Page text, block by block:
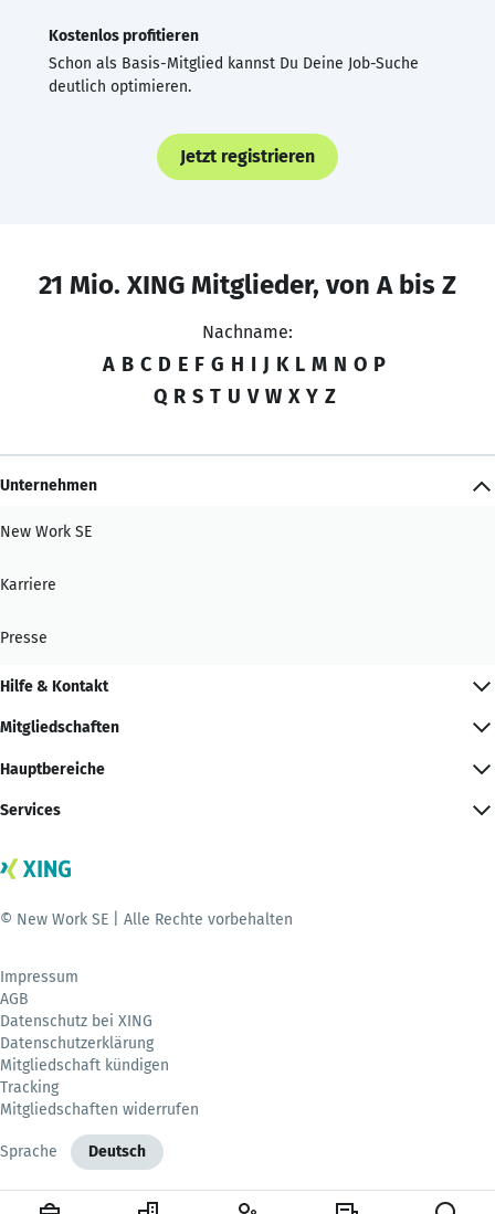
Kostenlos profitieren
Schon als Basis-Mitglied kannst Du Deine Job-Suche
deutlich optimieren.
Jetzt registrieren
21 Mio. XING Mitglieder, von A bis Z
Nachname:
A B C D E F G H I J K L M N O P
Q R S T U V W X Y Z
Unternehmen
New Work SE
Karriere
Presse
Hilfe & Kontakt
Mitgliedschaften
Hauptbereiche
Services
© New Work SE | Alle Rechte vorbehalten
Impressum
AGB
Datenschutz bei XING
Datenschutzerklärung
Mitgliedschaft kündigen
Tracking
Mitgliedschaften widerrufen
Sprache Deutsch